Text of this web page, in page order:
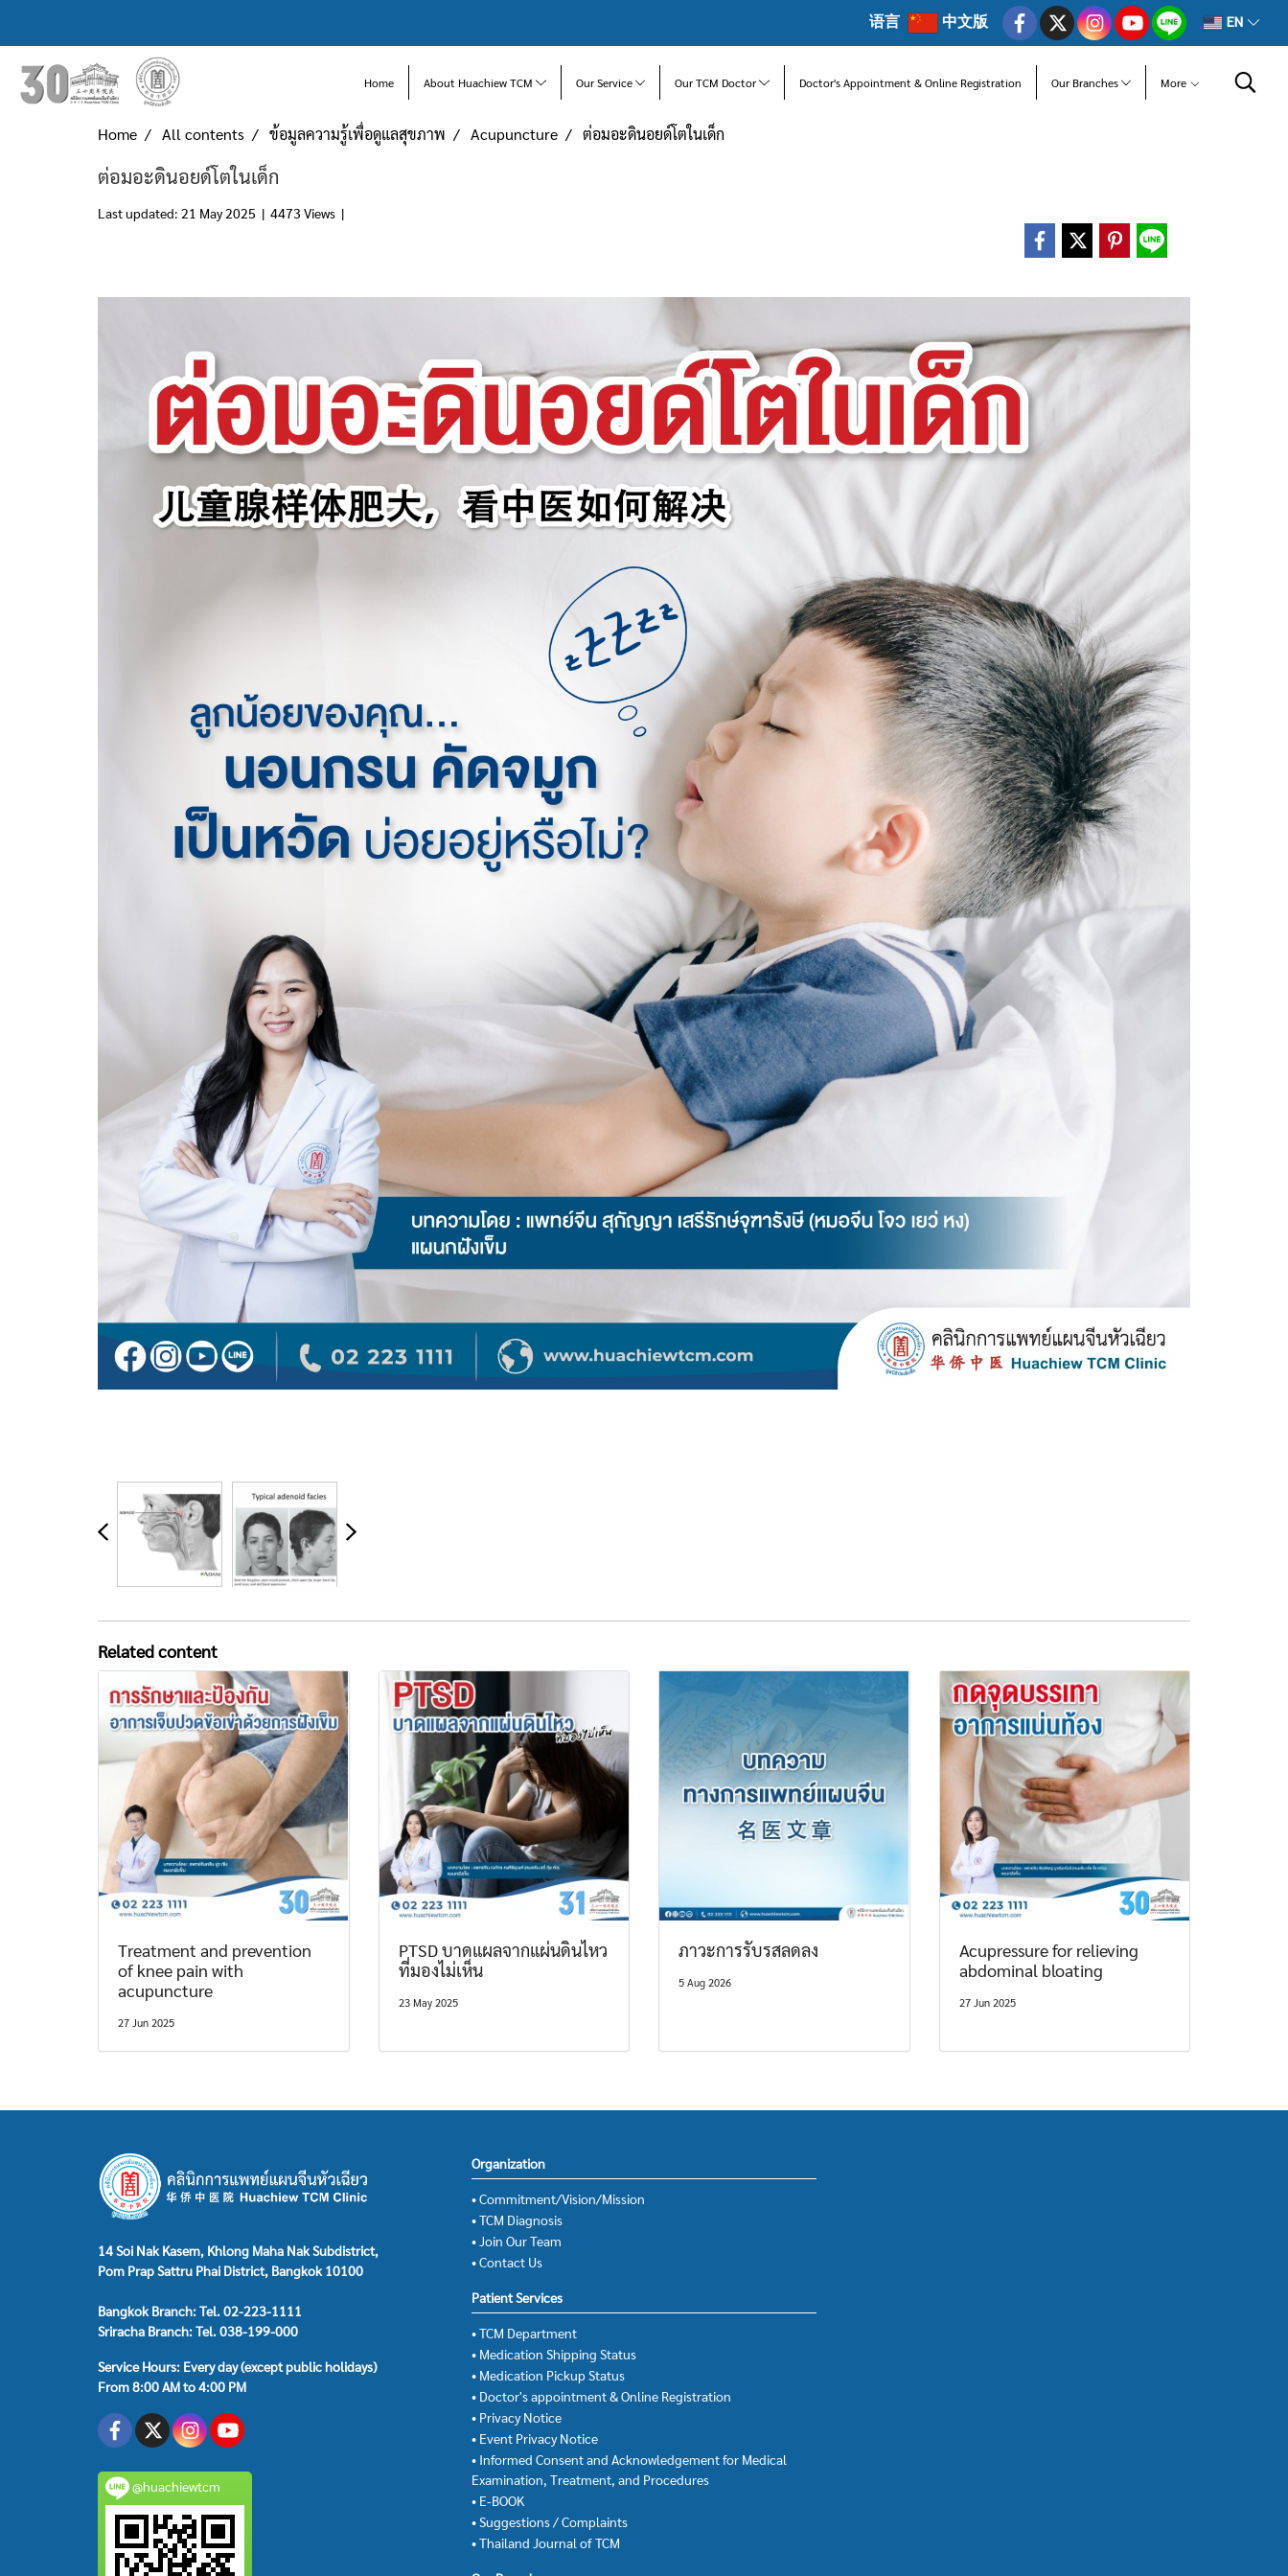
语言 中文版 EN
Home About Huachiew TCM Our Service Our TCM Doctor Doctor's Appointment & Online Registration Our Branches More
Home All contents ข้อมูลความรู้เพื่อดูแลสุขภาพ Acupuncture ต่อมอะดินอยด์โตในเด็ก
ต่อมอะดินอยด์โตในเด็ก
Last updated: 21 May 2025 | 4473 Views |
Related content
Treatment and prevention
of knee pain with
acupuncture
27 Jun 2025
PTSD บาดแผลจากแผ่นดินไหว
ที่มองไม่เห็น
23 May 2025
ภาวะการรับรสลดลง
5 Aug 2026
Acupressure for relieving
abdominal bloating
27 Jun 2025
14 Soi Nak Kasem, Khlong Maha Nak Subdistrict,
Pom Prap Sattru Phai District, Bangkok 10100
Bangkok Branch: Tel. 02-223-1111
Sriracha Branch: Tel. 038-199-000
Service Hours: Every day (except public holidays)
From 8:00 AM to 4:00 PM
@huachiewtcm
Organization
• Commitment/Vision/Mission
• TCM Diagnosis
• Join Our Team
• Contact Us
Patient Services
• TCM Department
• Medication Shipping Status
• Medication Pickup Status
• Doctor's appointment & Online Registration
• Privacy Notice
• Event Privacy Notice
• Informed Consent and Acknowledgement for Medical
Examination, Treatment, and Procedures
• E-BOOK
• Suggestions / Complaints
• Thailand Journal of TCM